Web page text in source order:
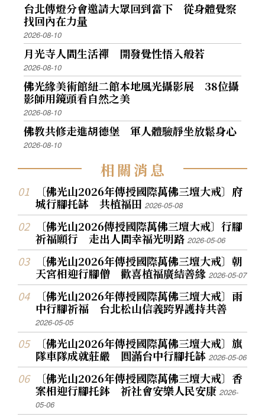
台北傳燈分會邀請大眾回到當下 從身體覺察
找回內在力量
2026-08-10
月光寺人間生活禪 開發覺性悟入般若
2026-08-10
佛光緣美術館紐二館本地風光攝影展 38位攝
影師用鏡頭看自然之美
2026-08-10
佛教共修走進胡德堡 軍人體驗靜坐放鬆身心
2026-08-10
相關消息
〔佛光山2026年傳授國際萬佛三壇大戒〕府
城行腳托缽 共植福田2026-05-08
〔佛光山2026傳授國際萬佛三壇大戒〕行腳
祈福願行 走出人間幸福光明路2026-05-06
〔佛光山2026年傳授國際萬佛三壇大戒〕朝
天宮相迎行腳僧 歡喜植福廣結善緣2026-05-07
〔佛光山2026年傳授國際萬佛三壇大戒〕雨
中行腳祈福 台北松山信義跨界護持共善
2026-05-05
〔佛光山2026年傳授國際萬佛三壇大戒〕旗
隊車隊成就莊嚴 圓滿台中行腳托缽2026-05-06
〔佛光山2026年傳授國際萬佛三壇大戒〕香
案相迎行腳托鉢 祈社會安樂人民安康2026-
05-06